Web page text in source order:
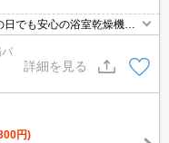
でも安心の浴室乾燥機付
しい設備付き☆肥後大津駅
(^^)/
バ
詳細を見る
円)